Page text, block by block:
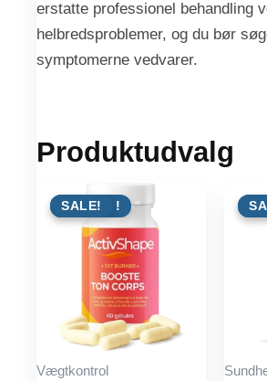
erstatte professionel behandling
helbredsproblemer, og du bør
symptomerne vedvarer.
Produktudvalg
TILBUD !
SALE!
Vægtkontrol